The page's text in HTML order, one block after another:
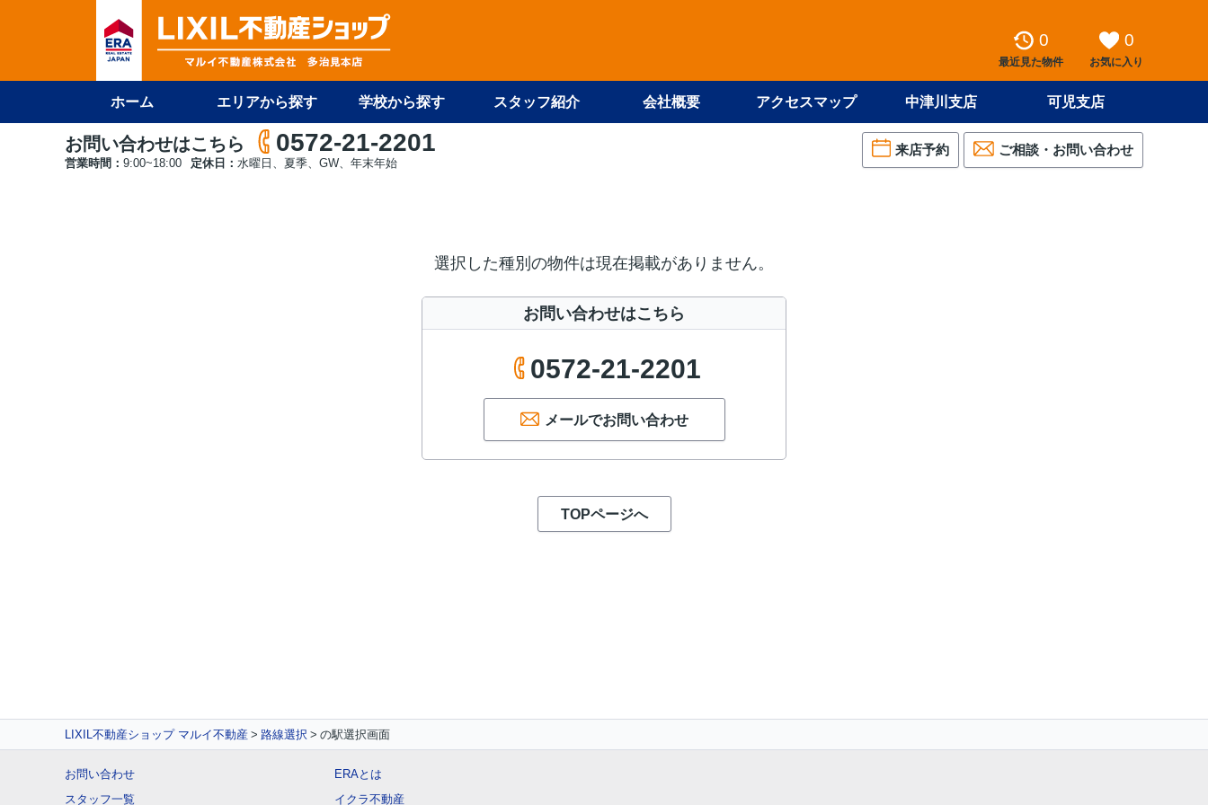
0
最近見た物件
0
お気に入り
ホーム エリアから探す 学校から探す スタッフ紹介 会社概要 アクセスマップ 中津川支店 可児支店
お問い合わせはこちら 0572-21-2201
営業時間： 9:00~18:00 定休日： 水曜日、夏季、GW、年末年始
来店予約 ご相談・お問い合わせ
選択した種別の物件は現在掲載がありません。
お問い合わせはこちら
0572-21-2201
メールでお問い合わせ
TOPページへ
LIXIL不動産ショップ マルイ不動産 路線選択 の駅選択画面
お問い合わせ
スタッフ一覧
ERAとは
イクラ不動産